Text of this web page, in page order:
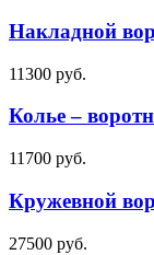
Накладной
11300 руб.
Колье –
11700 руб.
Кружевной
27500 руб.